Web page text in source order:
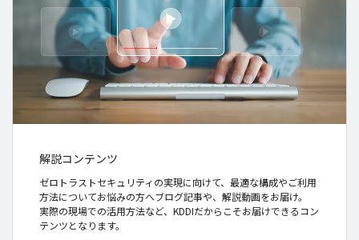
解説コンテンツ
ゼロトラストセキュリティの実現に向けて、最適な構成やご利用
方法についてお悩みの方へブログ記事や、解説動画をお届け。
実際の現場での活用方法など、KDDIだからこそお届けできるコン
テンツとなります。